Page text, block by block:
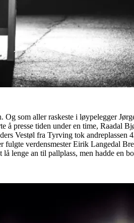
Og som aller raskeste i løypelegger
å presse tiden under en time, Raadal
Vestøl fra Tyrving tok andreplassen
fulgte verdensmester Eirik Langedal
lenge an til pallplass, men hadde en